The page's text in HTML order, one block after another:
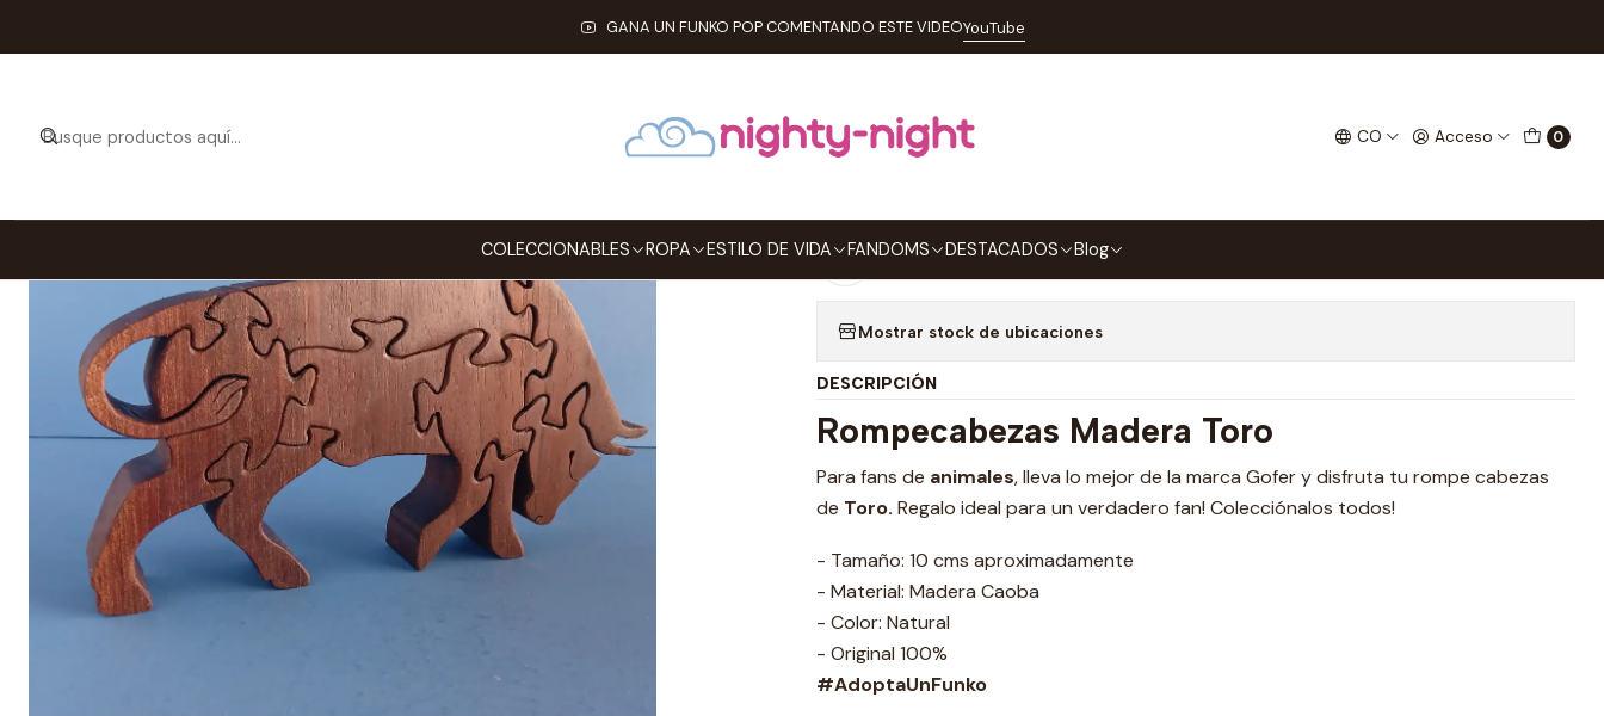
CO Acceso 0
COLECCIONABLES ROPA ESTILO DE VIDA FANDOMS DESTACADOS Blog
GANA UN FUNKO POP COMENTANDO ESTE VIDEOYouTube
ESTILO DE VIDA JUEGOS DE MESA Rompecabezas Madera Toro
Rompecabezas Madera Toro
Agregar a la lista de favoritos
Mostrar stock de ubicaciones
DESCRIPCIÓN
Rompecabezas Madera Toro
Para fans de animales, lleva lo mejor de la marca Gofer y disfruta tu rompe cabezas
de Toro. Regalo ideal para un verdadero fan! Colecciónalos todos!
- Tamaño: 10 cms aproximadamente
- Material: Madera Caoba
- Color: Natural
- Original 100%
#AdoptaUnFunko